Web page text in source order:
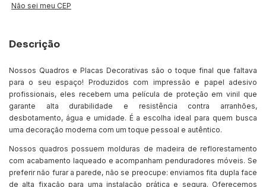
Não sei meu CEP
Descrição
Nossos Quadros e Placas Decorativas são o toque final que faltava
para o seu espaço! Produzidos com impressão e papel adesivo
profissionais, eles recebem uma película de proteção em vinil que
garante alta durabilidade e resistência contra arranhões,
desbotamento, água e umidade. É a escolha ideal para quem busca
uma decoração moderna com um toque pessoal e autêntico.
Nossos quadros possuem molduras de madeira de reflorestamento
com acabamento laqueado e acompanham penduradores móveis. Se
preferir não furar a parede, não se preocupe: enviamos fita dupla face
de alta fixação para uma instalação prática e segura. Oferecemos